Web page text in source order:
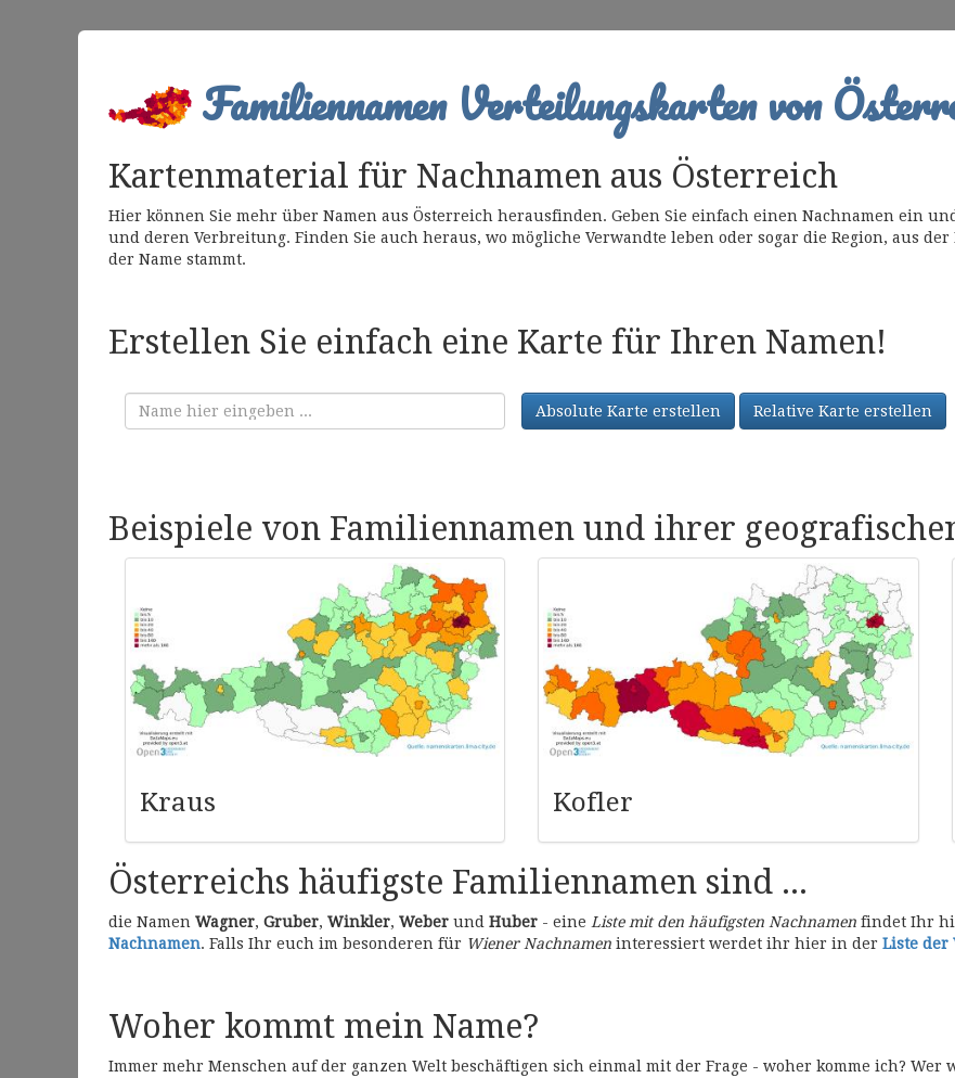
Familiennamen Verteilungskarten von
Kartenmaterial für Nachnamen aus Österreich
Hier können Sie mehr über Namen aus Österreich herausfinden. Geben Sie einfach einen Nachnamen ein
und deren Verbreitung. Finden Sie auch heraus, wo mögliche Verwandte leben oder sogar die Region, aus
der Name stammt.
Erstellen Sie einfach eine Karte für Ihren Namen!
Familienname Absolute Karte erstellen Relative Karte erstellen
Beispiele von Familiennamen und ihrer
Kraus Kofler
Österreichs häufigste Familiennamen sind ...
die Namen Wagner, Gruber, Winkler, Weber und Huber - eine Liste mit den häufigsten Nachnamen findet Ihr
Nachnamen. Falls Ihr euch im besonderen für Wiener Nachnamen interessiert werdet ihr hier in der Liste der
Woher kommt mein Name?
Immer mehr Menschen auf der ganzen Welt beschäftigen sich einmal mit der Frage - woher komme ich? Wer